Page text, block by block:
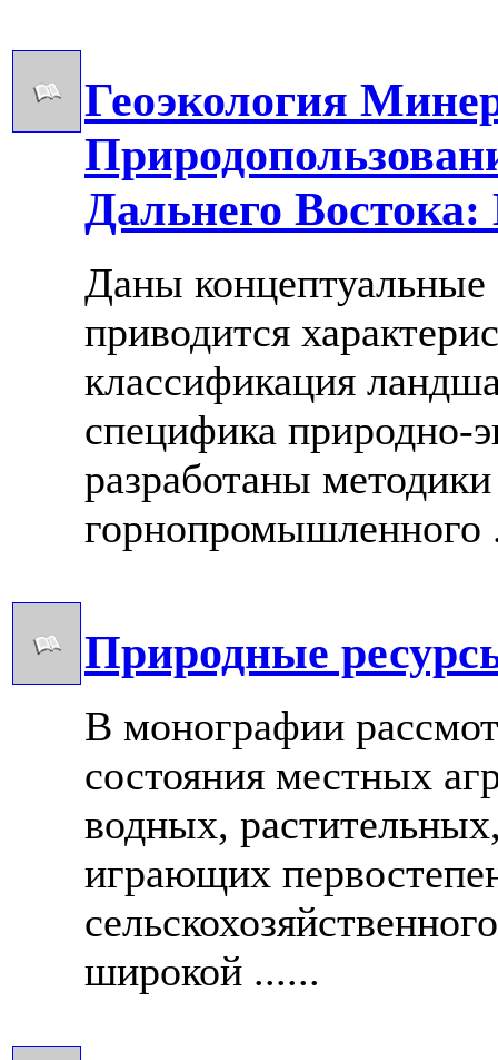
Геоэкология
Дальнего
Даны
приводится
классификация
специфика природно-
разработаны
горнопромышленного
Природные
В монографии
состояния местных
водных,
играющих
широкой ......